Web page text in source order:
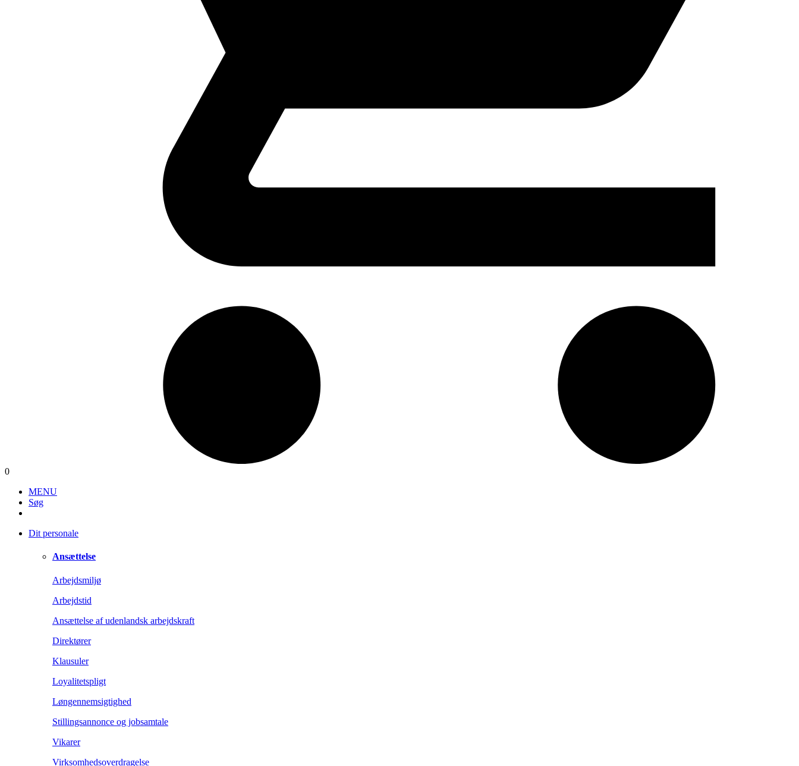
0
MENU
Søg
Dit personale
Ansættelse
Arbejdsmiljø
Arbejdstid
Ansættelse af udenlandsk arbejdskraft
Direktører
Klausuler
Loyalitetspligt
Løngennemsigtighed
Stillingsannonce og jobsamtale
Vikarer
Virksomhedsoverdragelse